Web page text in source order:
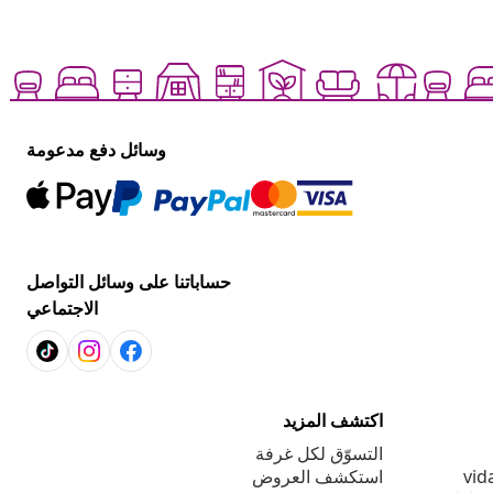
وسائل دفع مدعومة
حساباتنا على وسائل التواصل
الاجتماعي
اكتشف المزيد
التسوّق لكل غرفة
استكشف العروض